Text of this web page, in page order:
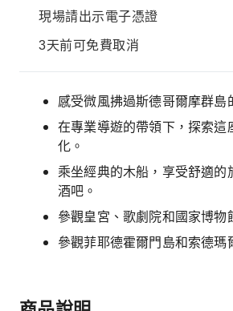
現場請出示電子憑證
3天前可免費取消
感受微風拂過斯德哥爾摩群島
在專業導遊的帶領下，探索這
化。
乘坐經典的木船，享受舒適的
酒吧。
參觀皇宮、歌劇院和國家博物
參觀菲耶德霍爾門島和索德瑪